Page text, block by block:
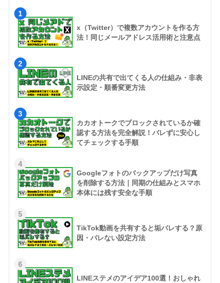
1
x（Twitter）で複数アカウントを作る方
法！同じメールアドレス活用術と注意点
2
LINEの共有で出てくる人の仕組み・非表
示設定・順番変更方法
3
カカオトークでブロックされているか確
認する方法を完全解説！バレずに安心し
てチェックする手順
4
Googleフォトのバックアップだけ写真
を削除する方法｜同期の仕組みとスマホ
本体には残す安全な手順
5
TikTok動画を共有すると垢バレする？原
因・バレない設定方法
6
LINEステメのアイデア100選！おしゃれ